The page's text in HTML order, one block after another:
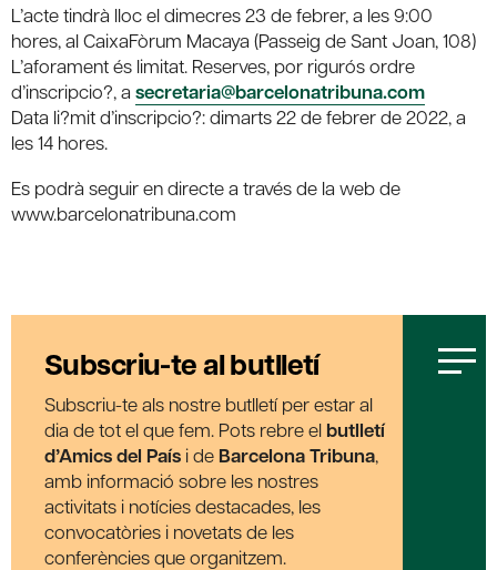
L’acte tindrà lloc el dimecres 23 de febrer, a les 9:00
hores, al CaixaFòrum Macaya (Passeig de Sant Joan, 108)
L’aforament és limitat. Reserves, por rigurós ordre
d’inscripcio?, a secretaria@barcelonatribuna.com
Data li?mit d’inscripcio?: dimarts 22 de febrer de 2022, a
les 14 hores.
Es podrà seguir en directe a través de la web de
www.barcelonatribuna.com
Subscriu-te al butlletí
Subscriu-te als nostre butlletí per estar al
dia de tot el que fem. Pots rebre el butlletí
d’Amics del País i de Barcelona Tribuna,
amb informació sobre les nostres
activitats i notícies destacades, les
convocatòries i novetats de les
conferències que organitzem.